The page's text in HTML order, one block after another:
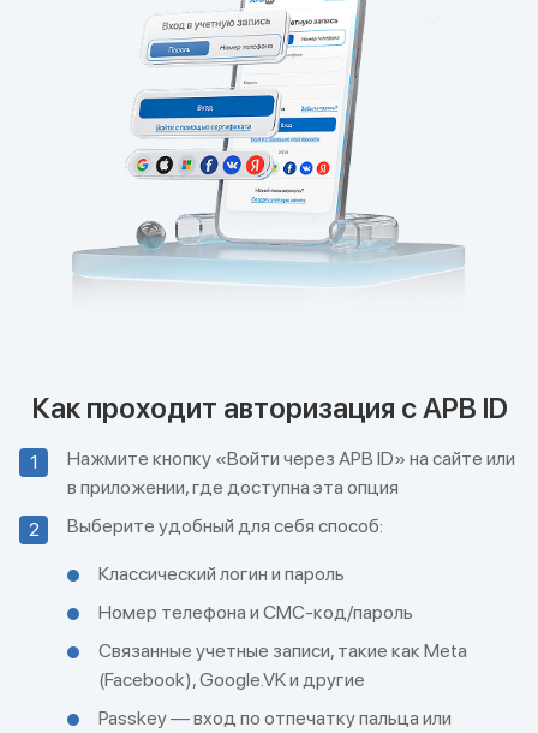
Как проходит авторизация с APB ID
1
Нажмите кнопку «Войти через APB ID» на сайте или
в приложении, где доступна эта опция
2
Выберите удобный для себя способ:
Классический логин и пароль
Номер телефона и СМС-код/пароль
Связанные учетные записи, такие как Meta
(Facebook), Google.VK и другие
Passkey — вход по отпечатку пальца или